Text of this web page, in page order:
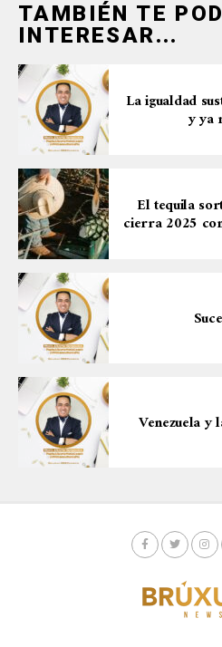
TAMBIÉN TE
INTERESAR...
La igualdad
y ya
El tequila
cierra 2025
Venezuela y